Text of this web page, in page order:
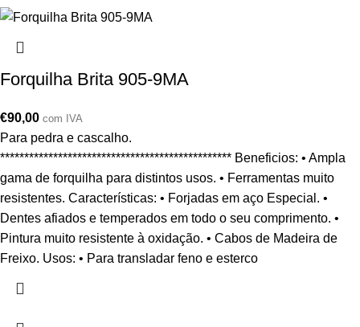
Forquilha Brita 905-9MA
€90,00 com IVA
Para pedra e cascalho.
************************************************ Beneficios: • Ampla
gama de forquilha para distintos usos. • Ferramentas muito
resistentes. Características: • Forjadas em aço Especial. •
Dentes afiados e temperados em todo o seu comprimento. •
Pintura muito resistente à oxidação. • Cabos de Madeira de
Freixo. Usos: • Para transladar feno e esterco